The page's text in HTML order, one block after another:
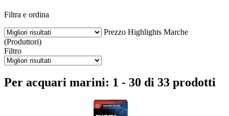
Filtra e ordina
Prezzo Highlights Marche
(Produttori)
Filtro
Per acquari marini: 1 - 30 di 33 prodotti